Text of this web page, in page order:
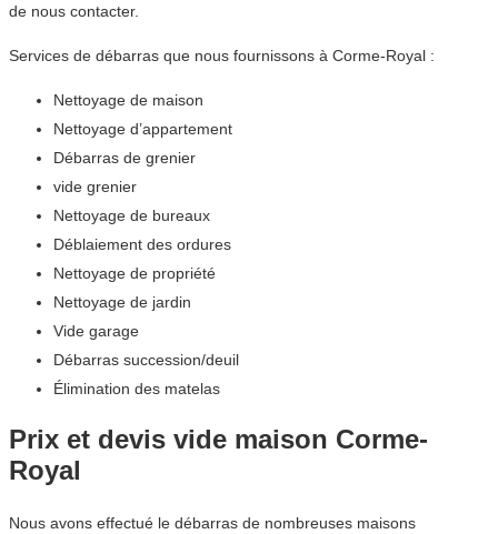
de nous contacter.
Services de débarras que nous fournissons à Corme-Royal :
Nettoyage de maison
Nettoyage d’appartement
Débarras de grenier
vide grenier
Nettoyage de bureaux
Déblaiement des ordures
Nettoyage de propriété
Nettoyage de jardin
Vide garage
Débarras succession/deuil
Élimination des matelas
Prix et devis vide maison Corme-
Royal
Nous avons effectué le débarras de nombreuses maisons